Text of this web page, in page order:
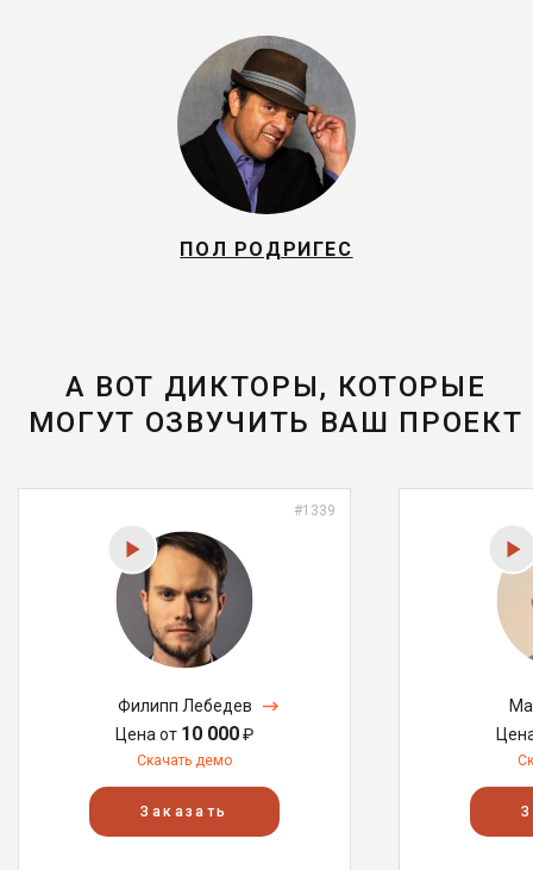
ПОЛ РОДРИГЕС
А ВОТ ДИКТОРЫ, КОТОРЫЕ
МОГУТ ОЗВУЧИТЬ ВАШ ПРОЕКТ
#1339
Филипп Лебедев
Цена от 10 000₽
Скачать демо
Заказать